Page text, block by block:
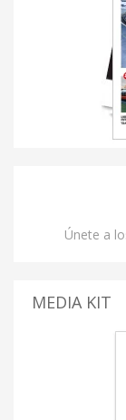
Únete a
MEDIA KIT